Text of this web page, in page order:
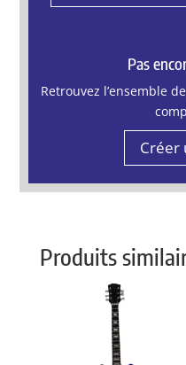
Pas
Retrouvez l’ensemble
Créer
Produits